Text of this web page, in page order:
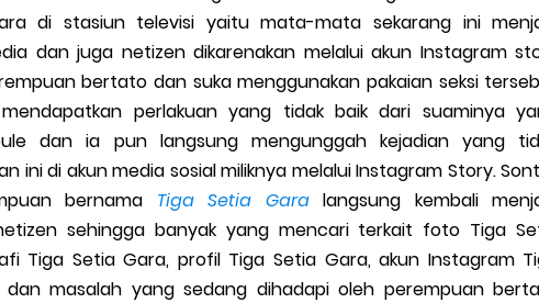
Melihat Nomor Shopeepay Sendiri dan Orang Lain
Top Up Grab untuk Driver
Paling Gacor Untuk Ojek Online
dan Cara Memulihkan Akun Gojek Dibekukan
Penghasilan Grab Sesuai dengan Orderan
Paket Telkomsel Mitra Gojek
di stasiun televisi yaitu mata-mata sekarang ini
dan juga netizen dikarenakan melalui akun Instagram
bertato dan suka menggunakan pakaian seksi
mendapatkan perlakuan yang tidak baik dari suaminya
dan ia pun langsung mengunggah kejadian yang
ini di akun media sosial miliknya melalui Instagram Story.
bernama Tiga Setia Garalangsung kembali
sehingga banyak yang mencari terkait foto Tiga
Tiga Setia Gara, profil Tiga Setia Gara, akun Instagram
dan masalah yang sedang dihadapi oleh perempuan